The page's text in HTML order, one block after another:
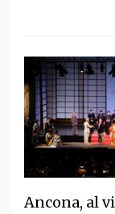
Ancona, al